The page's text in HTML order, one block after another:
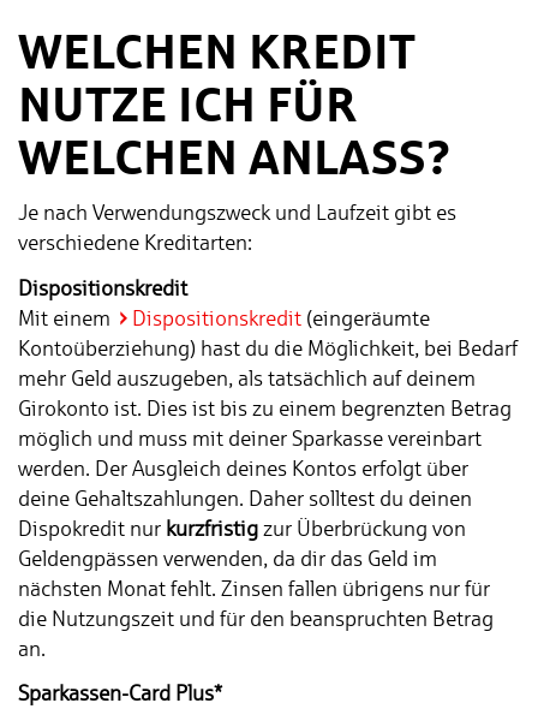
WELCHEN KREDIT
NUTZE ICH FÜR
WELCHEN ANLASS?
Je nach Verwendungszweck und Laufzeit gibt es
verschiedene Kreditarten:
Dispositionskredit
Mit einem
Dispositionskredit (eingeräumte
Kontoüberziehung) hast du die Möglichkeit, bei Bedarf
mehr Geld auszugeben, als tatsächlich auf deinem
Girokonto ist. Dies ist bis zu einem begrenzten Betrag
möglich und muss mit deiner Sparkasse vereinbart
werden. Der Ausgleich deines Kontos erfolgt über
deine Gehaltszahlungen. Daher solltest du deinen
Dispokredit nur kurzfristigzur Überbrückung von
Geldengpässen verwenden, da dir das Geld im
nächsten Monat fehlt. Zinsen fallen übrigens nur für
die Nutzungszeit und für den beanspruchten Betrag
an.
Sparkassen-Card Plus*